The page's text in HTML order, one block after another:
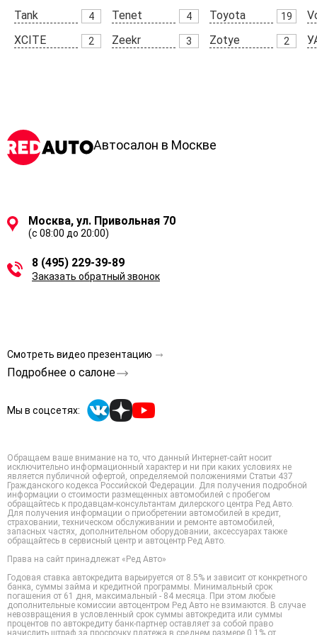
Tank
4 Tenet 4 Toyota 19
XCITE
2 Zeekr 3 Zotye 2
Автосалон в Москве
Москва, ул. Привольная 70
(с 08:00 до 20:00)
8 (495) 229-39-89
Заказать обратный звонок
Смотреть видео презентацию
Подробнее о салоне
Мы в соцсетях:
Обращаем ваше внимание на то, что данный Интернет-сайт носит
исключительно информационный характер и ни при каких условиях не
является публичной офертой, определяемой положениями Статьи 437
Гражданского кодекса Российской Федерации. Для получения подробной
информации о стоимости размещенных автомобилей с пробегом
обращайтесь к продавцам-консультантам дилерского центра Ред Авто.
Для получения информации о приобретении автомобилей в кредит,
страховании, техническом обслуживании и ремонте автомобилей,
запасных частях, дополнительном оборудовании, аксессуарах также
обращайтесь в сервисный центр и автоцентр Ред Авто.
Права на сайт принадлежат «Ред Авто»
Годовая ставка автокредита варьируется от 8.5% и зависит от конкретного
банка, суммы займа и кредитной программы. Минимальный срок
погашения от 61 дня, максимальный - 84 месяца. При этом любые
дополнительные комиссии автоцентром Ред Авто не взимаются. В случае
невозвращения в условленный срок суммы автокредита или суммы
процентов по автокредиту банк-партнер оставляет за собой право
начислить штраф за просрочку платежа в среднем размере 0,1% от